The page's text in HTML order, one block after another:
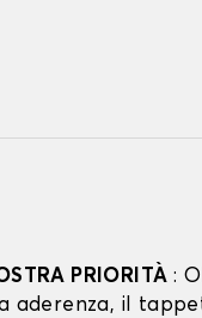
PRIORITÀ :
aderenza, il